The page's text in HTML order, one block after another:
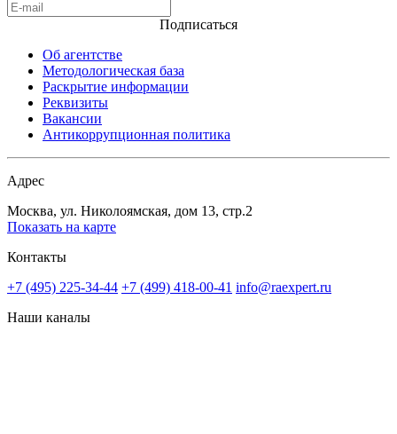
Подписаться
Об агентстве
Методологическая база
Раскрытие информации
Реквизиты
Вакансии
Антикоррупционная политика
Адрес
Москва, ул. Николоямская, дом 13, стр.2
Показать на карте
Контакты
+7 (495) 225-34-44 +7 (499) 418-00-41 info@raexpert.ru
Наши каналы